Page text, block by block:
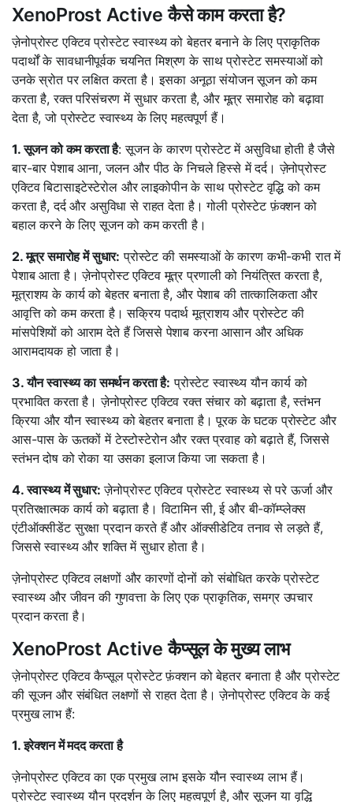
XenoProst Active कैसे काम करता है?
ज़ेनोप्रोस्ट एक्टिव प्रोस्टेट स्वास्थ्य को बेहतर बनाने के लिए प्राकृतिक
पदार्थों के सावधानीपूर्वक चयनित मिश्रण के साथ प्रोस्टेट समस्याओं को
उनके स्रोत पर लक्षित करता है। इसका अनूठा संयोजन सूजन को कम
करता है, रक्त परिसंचरण में सुधार करता है, और मूत्र समारोह को बढ़ावा
देता है, जो प्रोस्टेट स्वास्थ्य के लिए महत्वपूर्ण हैं।
1. सूजन को कम करता है: सूजन के कारण प्रोस्टेट में असुविधा होती है जैसे
बार-बार पेशाब आना, जलन और पीठ के निचले हिस्से में दर्द। ज़ेनोप्रोस्ट
एक्टिव बिटासाइटेस्टेरोल और लाइकोपीन के साथ प्रोस्टेट वृद्धि को कम
करता है, दर्द और असुविधा से राहत देता है। गोली प्रोस्टेट फ़ंक्शन को
बहाल करने के लिए सूजन को कम करती है।
2. मूत्र समारोह में सुधार: प्रोस्टेट की समस्याओं के कारण कभी-कभी रात में
पेशाब आता है। ज़ेनोप्रोस्ट एक्टिव मूत्र प्रणाली को नियंत्रित करता है,
मूत्राशय के कार्य को बेहतर बनाता है, और पेशाब की तात्कालिकता और
आवृत्ति को कम करता है। सक्रिय पदार्थ मूत्राशय और प्रोस्टेट की
मांसपेशियों को आराम देते हैं जिससे पेशाब करना आसान और अधिक
आरामदायक हो जाता है।
3. यौन स्वास्थ्य का समर्थन करता है: प्रोस्टेट स्वास्थ्य यौन कार्य को
प्रभावित करता है। ज़ेनोप्रोस्ट एक्टिव रक्त संचार को बढ़ाता है, स्तंभन
क्रिया और यौन स्वास्थ्य को बेहतर बनाता है। पूरक के घटक प्रोस्टेट और
आस-पास के ऊतकों में टेस्टोस्टेरोन और रक्त प्रवाह को बढ़ाते हैं, जिससे
स्तंभन दोष को रोका या उसका इलाज किया जा सकता है।
4. स्वास्थ्य में सुधार: ज़ेनोप्रोस्ट एक्टिव प्रोस्टेट स्वास्थ्य से परे ऊर्जा और
प्रतिरक्षात्मक कार्य को बढ़ाता है। विटामिन सी, ई और बी-कॉम्प्लेक्स
एंटीऑक्सीडेंट सुरक्षा प्रदान करते हैं और ऑक्सीडेटिव तनाव से लड़ते हैं,
जिससे स्वास्थ्य और शक्ति में सुधार होता है।
ज़ेनोप्रोस्ट एक्टिव लक्षणों और कारणों दोनों को संबोधित करके प्रोस्टेट
स्वास्थ्य और जीवन की गुणवत्ता के लिए एक प्राकृतिक, समग्र उपचार
प्रदान करता है।
XenoProst Active कैप्सूल के मुख्य लाभ
ज़ेनोप्रोस्ट एक्टिव कैप्सूल प्रोस्टेट फ़ंक्शन को बेहतर बनाता है और प्रोस्टेट
की सूजन और संबंधित लक्षणों से राहत देता है। ज़ेनोप्रोस्ट एक्टिव के कई
प्रमुख लाभ हैं:
1. इरेक्शन में मदद करता है
ज़ेनोप्रोस्ट एक्टिव का एक प्रमुख लाभ इसके यौन स्वास्थ्य लाभ हैं।
प्रोस्टेट स्वास्थ्य यौन प्रदर्शन के लिए महत्वपूर्ण है, और सूजन या वृद्धि